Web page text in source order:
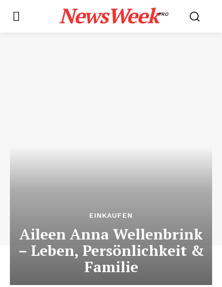
NewsWeekPRO
EINKAUFEN
Aileen Anna Wellenbrink
– Leben, Persönlichkeit &
Familie